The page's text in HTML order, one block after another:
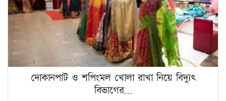
দোকানপাট ও শপিংমল খোলা রাখা নিয়ে বিদ্যুৎ
বিভাগের…